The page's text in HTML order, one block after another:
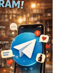
0
0
0